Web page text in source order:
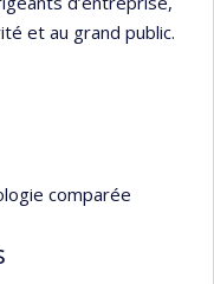
et au grand public.
comparée